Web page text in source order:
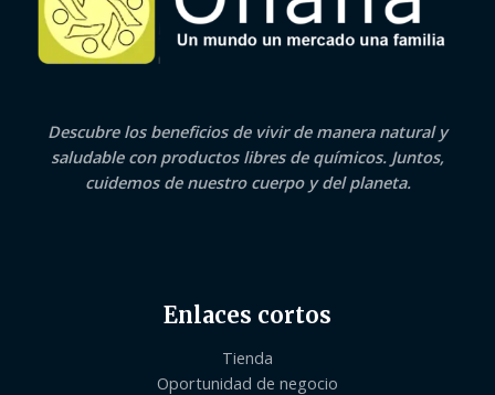
Descubre los beneficios de vivir de manera natural y
saludable con productos libres de químicos. Juntos,
cuidemos de nuestro cuerpo y del planeta.
Enlaces cortos
Tienda
Oportunidad de negocio